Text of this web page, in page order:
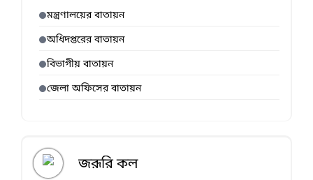
মন্ত্রণালয়ের বাতায়ন
অধিদপ্তরের বাতায়ন
বিভাগীয় বাতায়ন
জেলা অফিসের বাতায়ন
জরূরি কল